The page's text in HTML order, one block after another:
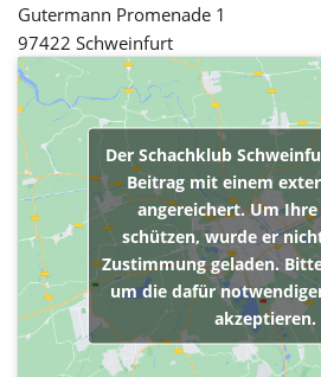
Gutermann Promenade 1
97422 Schweinfurt
Der Schachklub
Beitrag mit einem
angereichert. Um Ihre
schützen, wurde er
Zustimmung geladen.
um die dafür
akzeptieren.